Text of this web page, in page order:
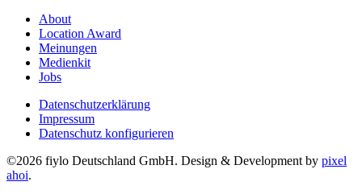
About
Location Award
Meinungen
Medienkit
Jobs
Datenschutzerklärung
Impressum
Datenschutz konfigurieren
©2026 fiylo Deutschland GmbH. Design & Development by pixel
ahoi.